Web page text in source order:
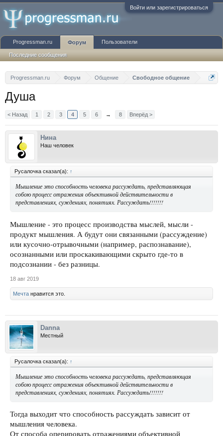
Войти или зарегистрироваться
Progressman.ru Форум Общение Свободное общение
Душа
< Назад 1 2 3 4 5 6 → 8 Вперёд >
Нина
Наш человек
Русалочка сказал(а): ↑
Мышление это способность человека рассуждать, представляющая
собою процесс отражения объективной действительности в
представлениях, суждениях, понятиях. Рассуждать!!!!!!!
Мышление - это процесс производства мыслей, мысли -
продукт мышления. А будут они связанными (рассуждение)
или кусочно-отрывочными (например, распознавание),
осознанными или проскакивающими скрыто где-то в
подсознании - без разницы.
18 авг 2019
Мечта нравится это.
Danna
Местный
Русалочка сказал(а): ↑
Мышление это способность человека рассуждать, представляющая
собою процесс отражения объективной действительности в
представлениях, суждениях, понятиях. Рассуждать!!!!!!!
Тогда выходит что способность рассуждать зависит от
мышления человека.
От способа оперировать отражениями объективной
Progressman.ru Форум
Последние сообщения
Пользователи